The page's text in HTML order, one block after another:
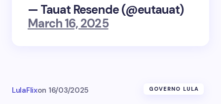
— Tauat Resende (@eutauat)
March 16, 2025
LulaFlixon 16/03/2025 GOVERNO LULA